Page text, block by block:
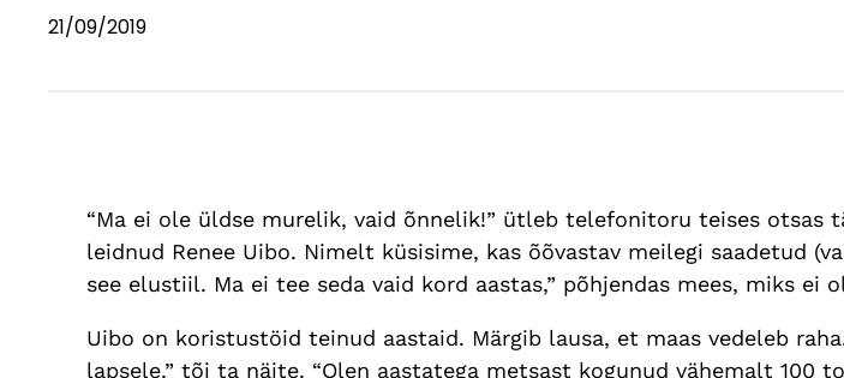
21/09/2019
“Ma ei ole üldse murelik, vaid õnnelik!” ütleb telefonitoru teises otsas
leidnud Renee Uibo. Nimelt küsisime, kas õõvastav meilegi saadetud
see elustiil. Ma ei tee seda vaid kord aastas,” põhjendas mees, miks
Uibo on koristustöid teinud aastaid. Märgib lausa, et maas vedeleb
lapsele,” tõi ta näite. “Olen aastatega metsast kogunud vähemalt